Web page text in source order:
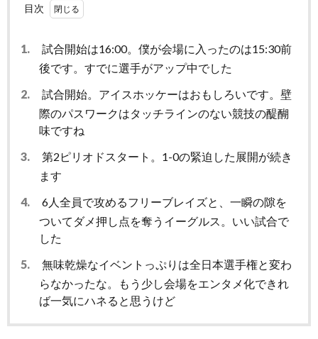
目次
1.
試合開始は16:00。僕が会場に入ったのは15:30前
後です。すでに選手がアップ中でした
2.
試合開始。アイスホッケーはおもしろいです。壁
際のパスワークはタッチラインのない競技の醍醐
味ですね
3.
第2ピリオドスタート。1-0の緊迫した展開が続き
ます
4.
6人全員で攻めるフリーブレイズと、一瞬の隙を
ついてダメ押し点を奪うイーグルス。いい試合で
した
5.
無味乾燥なイベントっぷりは全日本選手権と変わ
らなかったな。もう少し会場をエンタメ化できれ
ば一気にハネると思うけど